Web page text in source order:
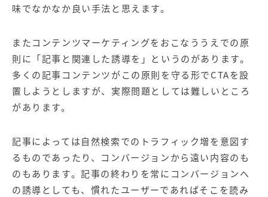
味でなかなか良い手法と思えます。
またコンテンツマーケティングをおこなううえでの原
則に「記事と関連した誘導を」というのがあります。
多くの記事コンテンツがこの原則を守る形でCTAを設
置しようとしますが、実際問題としては難しいところ
があります。
記事によっては自然検索でのトラフィック増を意図す
るものであったり、コンバージョンから遠い内容のも
のもあります。記事の終わりを常にコンバージョンへ
の誘導としても、慣れたユーザーであればそこを読み